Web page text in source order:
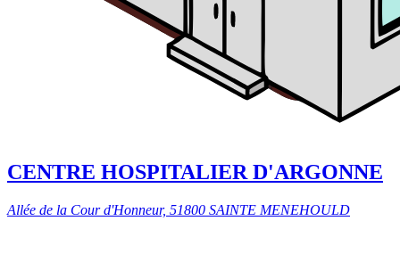
CENTRE HOSPITALIER D'ARGONNE
Allée de la Cour d'Honneur, 51800 SAINTE MENEHOULD